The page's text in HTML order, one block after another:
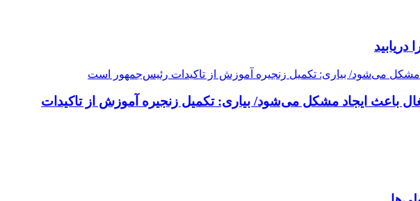
باعث ایجاد مشکل می‌شود/ بیاری: تکمیل زنجیره آموزش از تاکیدات